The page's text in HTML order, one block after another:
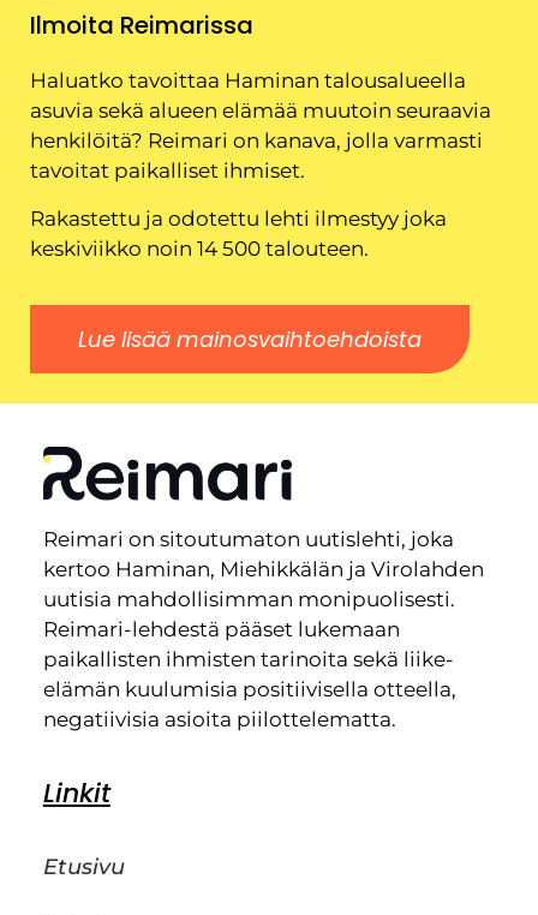
Ilmoita Reimarissa
Haluatko tavoittaa Haminan talousalueella
asuvia sekä alueen elämää muutoin seuraavia
henkilöitä? Reimari on kanava, jolla varmasti
tavoitat paikalliset ihmiset.
Rakastettu ja odotettu lehti ilmestyy joka
keskiviikko noin 14 500 talouteen.
Lue lisää mainosvaihtoehdoista
Reimari on sitoutumaton uutislehti, joka
kertoo Haminan, Miehikkälän ja Virolahden
uutisia mahdollisimman monipuolisesti.
Reimari-lehdestä pääset lukemaan
paikallisten ihmisten tarinoita sekä liike-
elämän kuulumisia positiivisella otteella,
negatiivisia asioita piilottelematta.
Linkit
Etusivu